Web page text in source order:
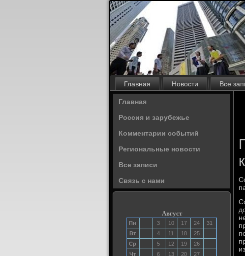
Главная Новости Все
Главная
Россия и зарубежье
Комментарии событий
Региональные новости
Все записи
Связь с нами
Август
Пн 3 10 17 24
31
Вт
4 11 18
25
Ср
5 12 19
26
Чт
6 13 20
27